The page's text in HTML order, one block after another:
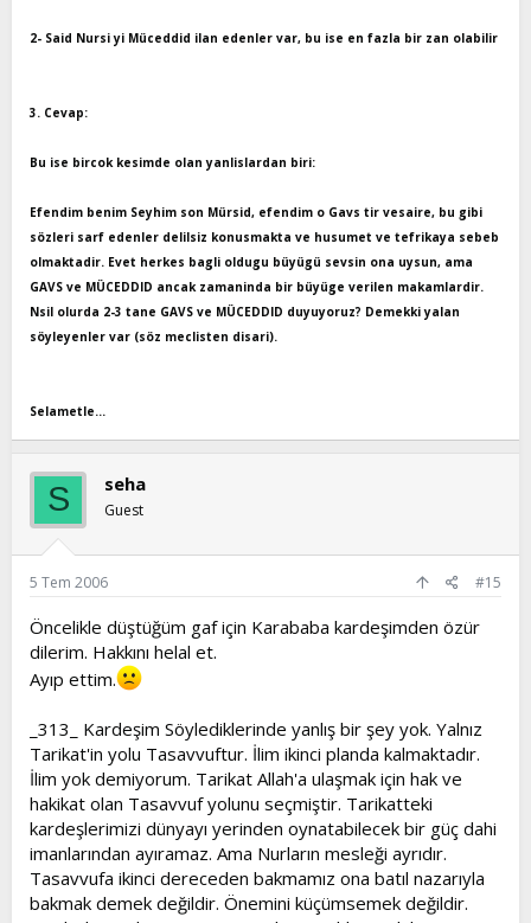
2- Said Nursi yi Müceddid ilan edenler var, bu ise en fazla bir zan olabilir
3. Cevap:
Bu ise bircok kesimde olan yanlislardan biri:
Efendim benim Seyhim son Mürsid, efendim o Gavs tir vesaire, bu gibi
sözleri sarf edenler delilsiz konusmakta ve husumet ve tefrikaya sebeb
olmaktadir. Evet herkes bagli oldugu büyügü sevsin ona uysun, ama
GAVS ve MÜCEDDID ancak zamaninda bir büyüge verilen makamlardir.
Nsil olurda 2-3 tane GAVS ve MÜCEDDID duyuyoruz? Demekki yalan
söyleyenler var (söz meclisten disari).
Selametle...
S seha
Guest
5 Tem 2006 #15
Öncelikle düştüğüm gaf için Karababa kardeşimden özür
dilerim. Hakkını helal et.
Ayıp ettim.
_313_ Kardeşim Söylediklerinde yanlış bir şey yok. Yalnız
Tarikat'in yolu Tasavvuftur. İlim ikinci planda kalmaktadır.
İlim yok demiyorum. Tarikat Allah'a ulaşmak için hak ve
hakikat olan Tasavvuf yolunu seçmiştir. Tarikatteki
kardeşlerimizi dünyayı yerinden oynatabilecek bir güç dahi
imanlarından ayıramaz. Ama Nurların mesleği ayrıdır.
Tasavvufa ikinci dereceden bakmamız ona batıl nazarıyla
bakmak demek değildir. Önemini küçümsemek değildir.